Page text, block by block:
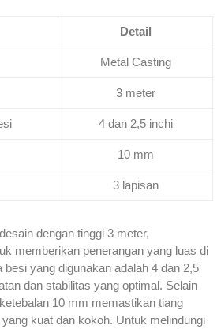
Detail
Metal Casting
3 meter
4 dan 2,5 inchi
10 mm
3 lapisan
dengan tinggi 3 meter,
memberikan penerangan yang luas di
yang digunakan adalah 4 dan 2,5
dan stabilitas yang optimal. Selain
10 mm memastikan tiang
kuat dan kokoh. Untuk melindungi